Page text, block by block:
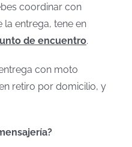
coordinar con
la entrega, tene en
de encuentro.
con moto
retiro por domicilio, y